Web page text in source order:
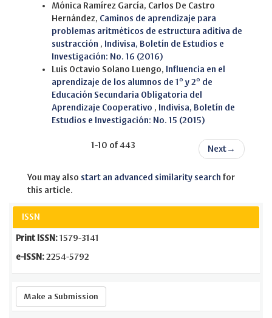
Mónica Ramírez García, Carlos De Castro
Hernández, Caminos de aprendizaje para
problemas aritméticos de estructura aditiva de
sustracción , Indivisa, Boletín de Estudios e
Investigación: No. 16 (2016)
Luis Octavio Solano Luengo, Influencia en el
aprendizaje de los alumnos de 1º y 2º de
Educación Secundaria Obligatoria del
Aprendizaje Cooperativo , Indivisa, Boletín de
Estudios e Investigación: No. 15 (2015)
1-10 of 443 Next →
You may also start an advanced similarity search for
this article.
ISSN
Print ISSN: 1579-3141
e-ISSN: 2254-5792
Make a Submission